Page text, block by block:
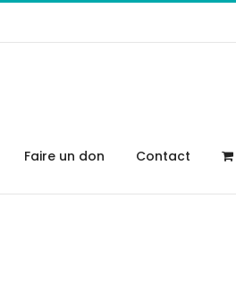
Faire un don Contact